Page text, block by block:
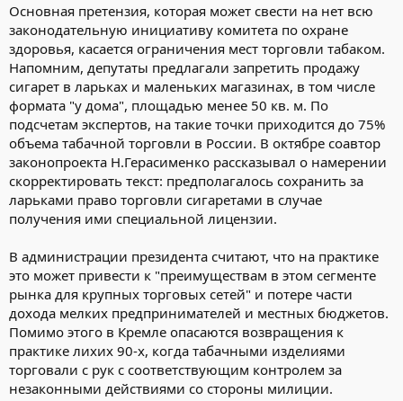
Основная претензия, которая может свести на нет всю
законодательную инициативу комитета по охране
здоровья, касается ограничения мест торговли табаком.
Напомним, депутаты предлагали запретить продажу
сигарет в ларьках и маленьких магазинах, в том числе
формата "у дома", площадью менее 50 кв. м. По
подсчетам экспертов, на такие точки приходится до 75%
объема табачной торговли в России. В октябре соавтор
законопроекта Н.Герасименко рассказывал о намерении
скорректировать текст: предполагалось сохранить за
ларьками право торговли сигаретами в случае
получения ими специальной лицензии.
В администрации президента считают, что на практике
это может привести к "преимуществам в этом сегменте
рынка для крупных торговых сетей" и потере части
дохода мелких предпринимателей и местных бюджетов.
Помимо этого в Кремле опасаются возвращения к
практике лихих 90-х, когда табачными изделиями
торговали с рук с соответствующим контролем за
незаконными действиями со стороны милиции.